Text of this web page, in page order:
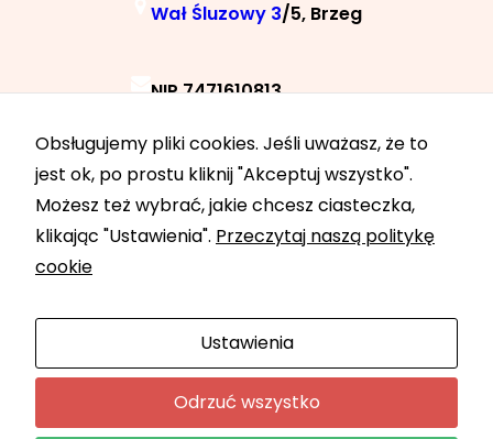
Wał Śluzowy 3/5, Brzeg
NIP 7471610813
+48 788 040 040
24h 7 dni w tygodniu
Auto Partner Krynda 2024 | Pomoc drogowa i
Obsługujemy pliki cookies. Jeśli uważasz, że to
jest ok, po prostu kliknij "Akceptuj wszystko".
Możesz też wybrać, jakie chcesz ciasteczka,
klikając "Ustawienia". Przeczytaj naszą politykę
cookie
Ustawienia
Odrzuć wszystko